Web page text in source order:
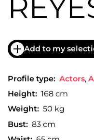
Add to my
Profile type: Actors,
Height: 168 cm
Weight: 50 kg
Bust: 83 cm